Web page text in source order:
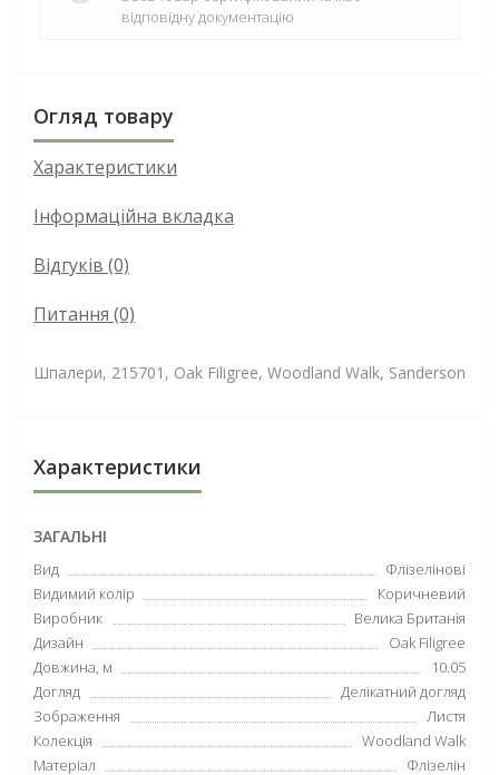
відповідну документацію
Огляд товару
Характеристики
Інформаційна вкладка
Відгуків (0)
Питання (0)
Шпалери, 215701, Oak Filigree, Woodland Walk, Sanderson
Характеристики
ЗАГАЛЬНІ
Вид
Флізелінові
Видимий колір
Коричневий
Виробник
Велика Британія
Дизайн
Oak Filigree
Довжина, м
10.05
Догляд
Делікатний догляд
Зображення
Листя
Колекція
Woodland Walk
Матеріал
Флізелін